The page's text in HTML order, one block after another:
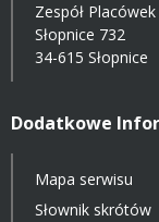
Zespół
Słopnice 732
34-615 Słopnice
Dodatkowe
Mapa serwisu
Słownik skrótów